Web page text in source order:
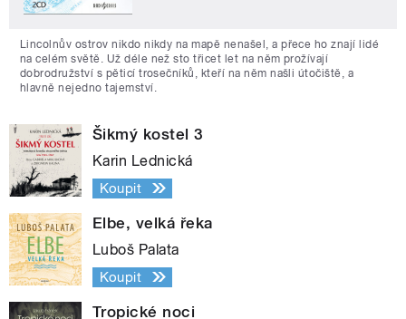
Lincolnův ostrov nikdo nikdy na mapě nenašel, a přece ho znají lidé
na celém světě. Už déle než sto třicet let na něm prožívají
dobrodružství s pěticí trosečníků, kteří na něm našli útočiště, a
hlavně nejedno tajemství.
Šikmý kostel 3
Karin Lednická
Koupit
Elbe, velká řeka
Luboš Palata
Koupit
Tropické noci